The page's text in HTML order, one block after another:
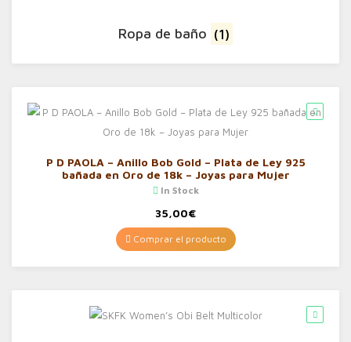
Ropa de baño (1)
P D PAOLA – Anillo Bob Gold – Plata de Ley 925
bañada en Oro de 18k – Joyas para Mujer
In Stock
35,00€
Comprar el producto